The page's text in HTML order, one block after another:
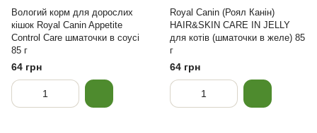
Вологий корм для дорослих
кішок Royal Canin Appetite
Control Care шматочки в соусі
85 г
64 грн
Royal Canin (Роял Канін)
HAIR&SKIN CARE IN JELLY
для котів (шматочки в желе) 85
г
64 грн